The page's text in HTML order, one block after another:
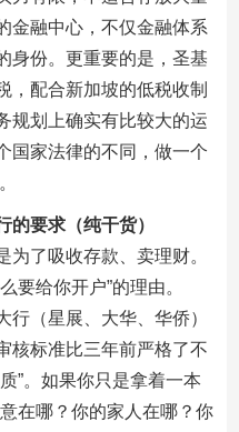
金融中心，不仅金融体系
身份。更重要的是，圣基
，配合新加坡的低税收制
规划上确实有比较大的运
国家法律的不同，做一个
的要求（纯干货）
了吸收存款、卖理财。
要给你开户”的理由。
行（星展、大华、华侨）
核标准比三年前严格了不
”。如果你只是拿着一本
在哪？你的家人在哪？你